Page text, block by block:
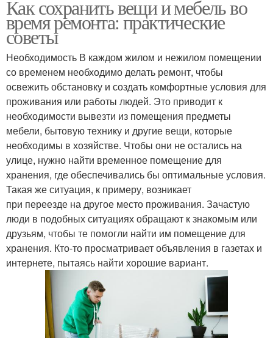
Как сохранить вещи и мебель во
время ремонта: практические
советы
Необходимость В каждом жилом и нежилом помещении
со временем необходимо делать ремонт, чтобы
освежить обстановку и создать комфортные условия для
проживания или работы людей. Это приводит к
необходимости вывезти из помещения предметы
мебели, бытовую технику и другие вещи, которые
необходимы в хозяйстве. Чтобы они не остались на
улице, нужно найти временное помещение для
хранения, где обеспечивались бы оптимальные условия.
Такая же ситуация, к примеру, возникает
при переезде на другое место проживания. Зачастую
люди в подобных ситуациях обращают к знакомым или
друзьям, чтобы те помогли найти им помещение для
хранения. Кто-то просматривает объявления в газетах и
интернете, пытаясь найти хорошие вариант.